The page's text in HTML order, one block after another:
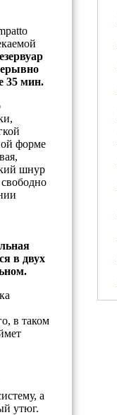
35 мин.
форме
шнур
в двух
в таком
а
утюг.